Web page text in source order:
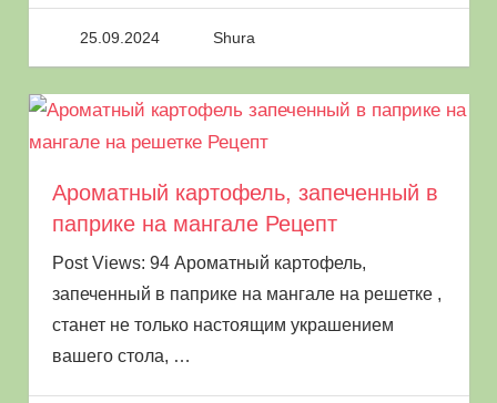
Приготовление овощей на огне или на углях
на мангале, сохраняет все питательные
микроэлементы и вещества за счет
непродолжительного температурного
овощей тем, соблюдает диету или следит за
фигурой. Такая еда будет полезна всем.
Овощи на углях на решетке будут
полезными, если их готовить без
использования мясного жира, так как он
25.09.2024 Shura
Ароматный картофель, запеченный в
паприке на мангале Рецепт
Post Views: 94 Ароматный картофель,
запеченный в паприке на мангале на решетке ,
станет не только настоящим украшением
вашего стола, …